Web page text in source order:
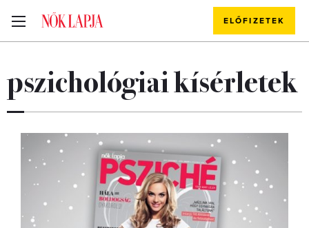
ELŐFIZETEK
pszichológiai kísérletek